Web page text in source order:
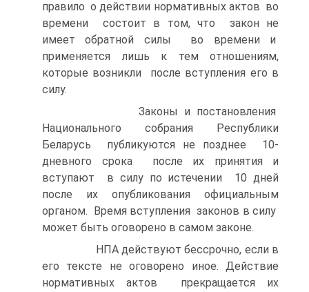
правило о действии нормативных актов во
времени состоит в том, что закон не
имеет обратной силы во времени и
применяется лишь к тем отношениям,
которые возникли после вступления его в
силу.
Законы и постановления
Национального собрания Республики
Беларусь публикуются не позднее 10-
дневного срока после их принятия и
вступают в силу по истечении 10 дней
после их опубликования официальным
органом. Время вступления законов в силу
может быть оговорено в самом законе.
НПА действуют бессрочно, если в
его тексте не оговорено иное. Действие
нормативных актов прекращается их